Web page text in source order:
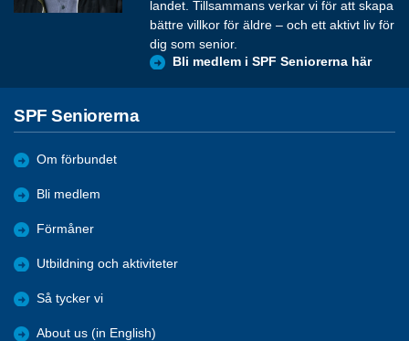
landet. Tillsammans verkar vi för att skapa
bättre villkor för äldre – och ett aktivt liv för
dig som senior.
Bli medlem i SPF Seniorerna här
SPF Seniorerna
Om förbundet
Bli medlem
Förmåner
Utbildning och aktiviteter
Så tycker vi
About us (in English)